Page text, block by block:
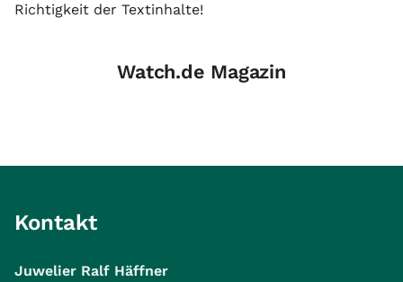
Richtigkeit der Textinhalte!
Watch.de Magazin
Kontakt
Juwelier Ralf Häffner